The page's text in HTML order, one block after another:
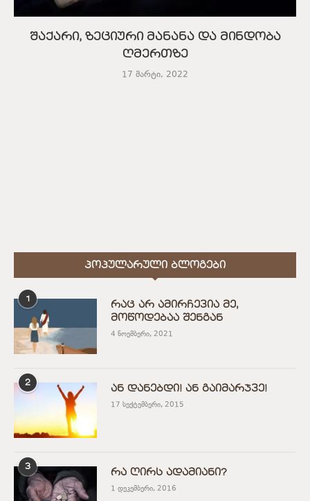
შაქარი, ზეციური მანანა და მინდობა
ღმერთზე
17 მარტი, 2022
ᲞᲝᲞᲣᲚᲐᲠᲣᲚᲘ ᲑᲚᲝᲒᲔᲑᲘ
1
რაც არ ამირჩევია მე,
მოწოდებაა შენგან
4 ნოემბერი, 2021
2
ან დანებდი! ან გაიმარჯვე!
17 სექტემბერი, 2015
3
რა ღირს ადამიანი?
1 დეკემბერი, 2016